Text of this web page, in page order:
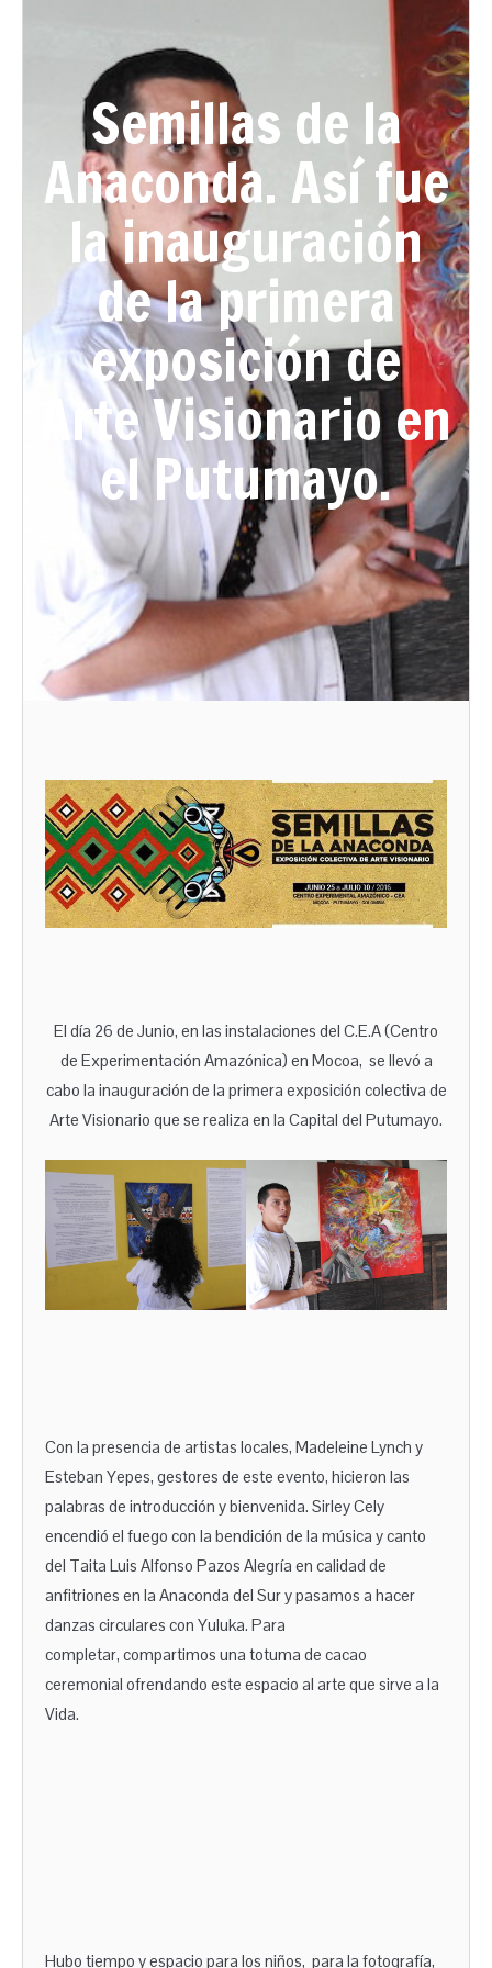
Semillas de la
Anaconda. Así fue
la inauguración
de la primera
exposición de
Arte Visionario en
el Putumayo.
El día 26 de Junio, en las instalaciones del C.E.A (Centro
de Experimentación Amazónica) en Mocoa, se llevó a
cabo la inauguración de la primera exposición colectiva de
Arte Visionario que se realiza en la Capital del Putumayo.
Con la presencia de artistas locales, Madeleine Lynch y
Esteban Yepes, gestores de este evento, hicieron las
palabras de introducción y bienvenida. Sirley Cely
encendió el fuego con la bendición de la música y canto
del Taita Luis Alfonso Pazos Alegría en calidad de
anfitriones en la Anaconda del Sur y pasamos a hacer
danzas circulares con Yuluka. Para
completar, compartimos una totuma de cacao
ceremonial ofrendando este espacio al arte que sirve a la
Vida.
Hubo tiempo y espacio para los niños, para la fotografía,